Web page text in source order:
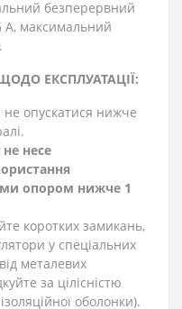
безперервний
максимальний
ЕКСПЛУАТАЦІЇ:
не опускатися нижче
несе
опором нижче 1
коротких замикань,
у спеціальних
металевих
за цілісністю
оболонки).